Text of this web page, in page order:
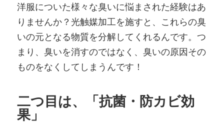
洋服についた様々な臭いに悩まされた経験はあ
りませんか？光触媒加工を施すと、これらの臭
いの元となる物質を分解してくれるんです。つ
まり、臭いを消すのではなく、臭いの原因その
ものをなくしてしまうんです！
二つ目は、「抗菌・防カビ効
果」